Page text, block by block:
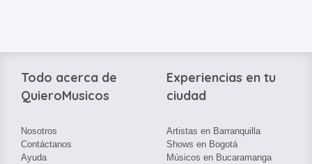
Todo acerca de
QuieroMusicos
Nosotros
Contáctanos
Ayuda
Experiencias en tu
ciudad
Artistas en Barranquilla
Shows en Bogotá
Músicos en Bucaramanga